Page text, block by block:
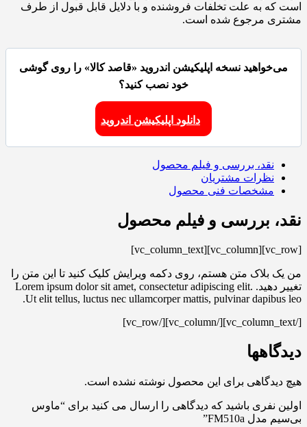
است که به علت تخلفات فروشنده و با دلایل قابل قبول از طرف
مشتری مرجوع شده است.
می‌خواهید نسخه اپلیکیشن اندروید «قاصد کالا» را روی گوشی
خود نصب کنید؟
دانلود اپلیکیشن اندروید
نقد، بررسی و فیلم محصول
نظرات مشتریان
مشخصات فنی محصول
نقد، بررسی و فیلم محصول
[vc_row][vc_column][vc_column_text]
من یک بلاک متن هستم، روی دکمه ویرایش کلیک کنید تا این متن را
تغییر دهید. Lorem ipsum dolor sit amet, consectetur adipiscing elit.
Ut elit tellus, luctus nec ullamcorper mattis, pulvinar dapibus leo.
[/vc_column_text][/vc_column][/vc_row]
دیدگاهها
هیچ دیدگاهی برای این محصول نوشته نشده است.
اولین نفری باشید که دیدگاهی را ارسال می کنید برای “ماوس
بی‌سیم مدل FM510a”